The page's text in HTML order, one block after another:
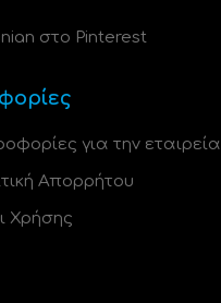
στο Pinterest
για την εταιρεία
Απορρήτου
Χρήσης